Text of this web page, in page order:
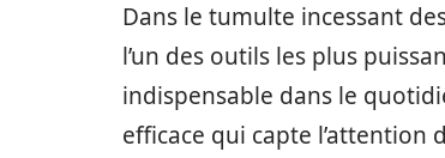
Dans le tumulte incessant
l’un des outils les plus
indispensable dans le
efficace qui capte l’attention